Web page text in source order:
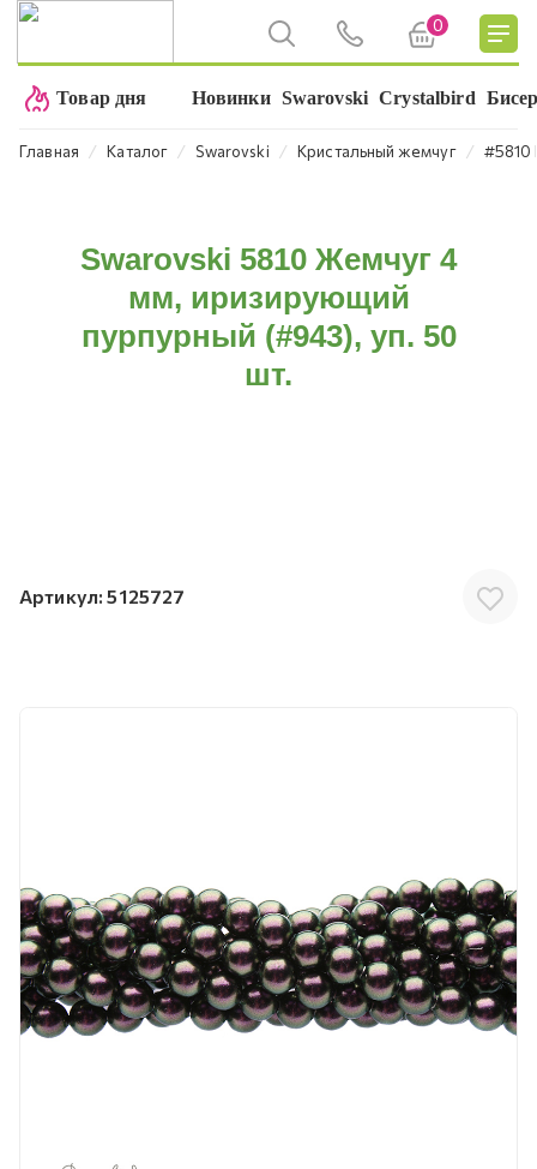
0
Товар дня Новинки Swarovski Crystalbird
Главная ⁄ Каталог ⁄ Swarovski ⁄ Кристальный жемчуг ⁄ #5810
Swarovski 5810 Жемчуг 4
мм, иризирующий
пурпурный (#943), уп. 50
шт.
Артикул: 5125727